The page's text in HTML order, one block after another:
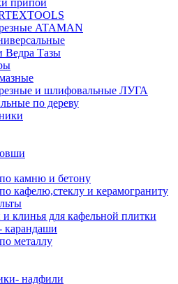
припой
ATAMAN
Ведра Тазы
и шлифовальные ЛУГА
по дереву
камню и бетону
кафелю,стеклу и керамограниту
клинья для кафельной плитки
карандаши
металлу
надфили